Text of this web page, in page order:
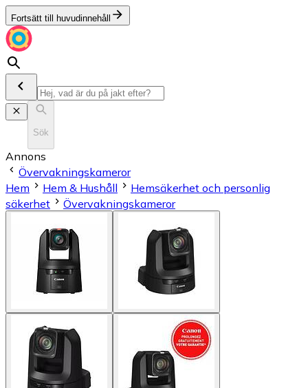
Fortsätt till huvudinnehåll
Sök
Annons
Övervakningskameror
Hem
Hem & Hushåll
Hemsäkerhet och personlig
säkerhet
Övervakningskameror